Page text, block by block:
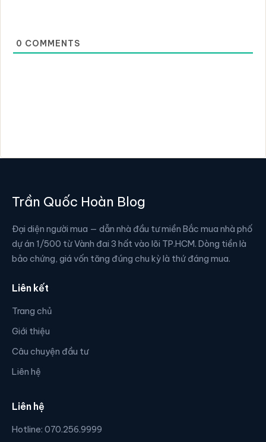
0 COMMENTS
Trần Quốc Hoàn Blog
Đại diện người mua — dẫn nhà đầu tư miền Bắc mua nhà phố
dự án 1/500 từ Vành đai 3 hất vào lõi TP.HCM. Dòng tiền là
bảo chứng, giá vốn tăng đúng chu kỳ là thứ đáng mua.
Liên kết
Trang chủ
Giới thiệu
Câu chuyện đầu tư
Liên hệ
Liên hệ
Hotline: 070.256.9999